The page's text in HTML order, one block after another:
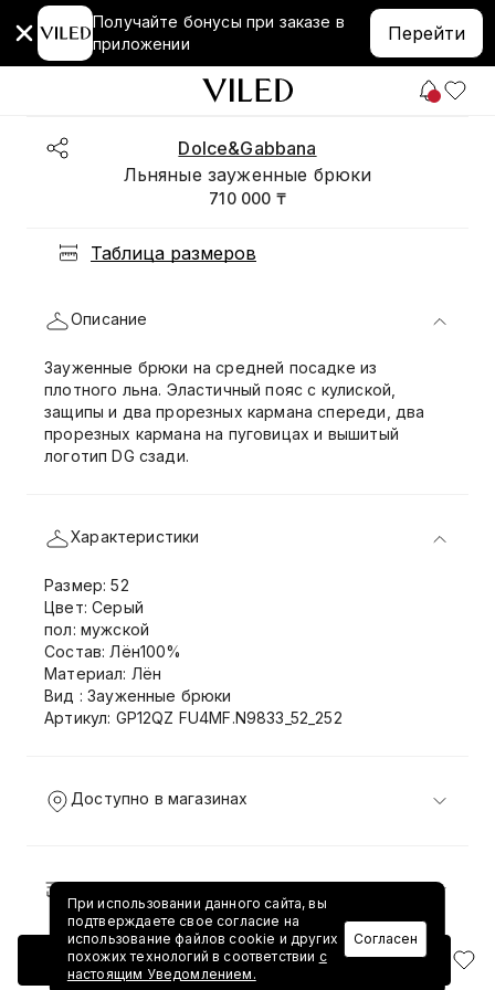
Получайте бонусы при заказе в
приложении
Перейти
Dolce&Gabbana
Льняные зауженные брюки
710 000 ₸
Таблица размеров
Добавить в корзину
Описание
Зауженные брюки на средней посадке из
плотного льна. Эластичный пояс с кулиской,
защипы и два прорезных кармана спереди, два
прорезных кармана на пуговицах и вышитый
логотип DG сзади.
Характеристики
Размер: 52
Цвет: Серый
пол: мужской
Состав: Лён100%
Материал: Лён
Вид : Зауженные брюки
Артикул: GP12QZ FU4MF.N9833_52_252
Доступно в магазинах
Доставка и возврат
При использовании данного сайта, вы
подтверждаете свое согласие на
использование файлов cookie и других
похожих технологий в соответствии с
настоящим Уведомлением.
Согласен